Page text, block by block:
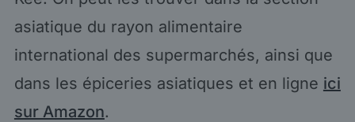
asiatique du rayon alimentaire
international des supermarchés, ainsi que
dans les épiceries asiatiques et en ligne ici
sur Amazon.